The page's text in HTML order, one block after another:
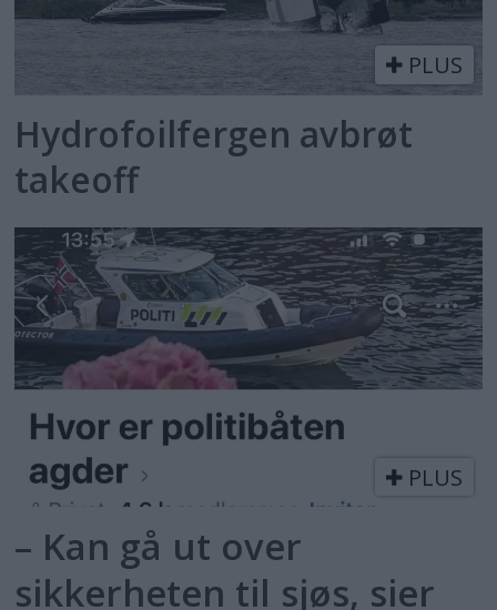
PLUS
Hydrofoilfergen avbrøt
takeoff
PLUS
– Kan gå ut over
sikkerheten til sjøs, sier